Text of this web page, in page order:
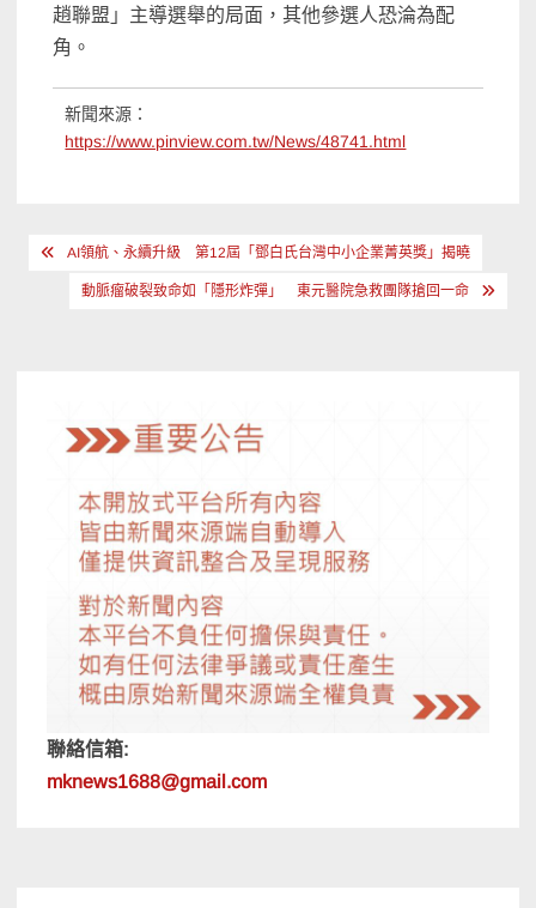
趙聯盟」主導選舉的局面，其他參選人恐淪為配
角。
新聞來源：
https://www.pinview.com.tw/News/48741.html
文 AI領航、永續升級 第12屆「鄧白氏台灣中小企業菁英獎」揭曉
動脈瘤破裂致命如「隱形炸彈」 東元醫院急救團隊搶回一命
聯絡信箱:
mknews1688@gmail.com